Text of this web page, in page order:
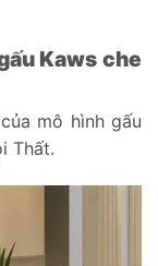
Kaws che
mô hình gấu
Thất.